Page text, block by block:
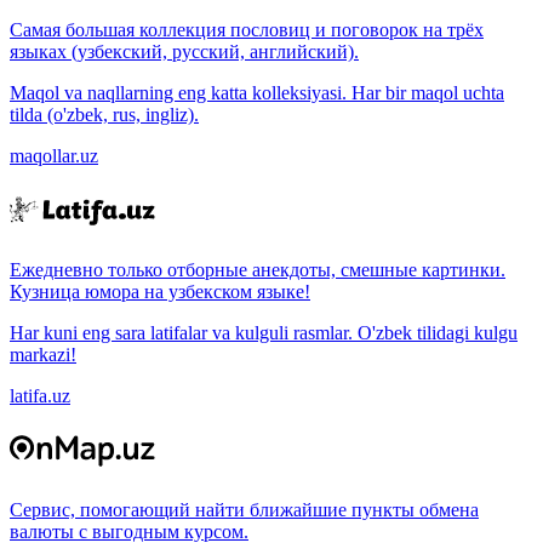
Самая большая коллекция пословиц и поговорок на трёх
языках (узбекский, русский, английский).
Maqol va naqllarning eng katta kolleksiyasi. Har bir maqol uchta
tilda (o'zbek, rus, ingliz).
maqollar.uz
Ежедневно только отборные анекдоты, смешные картинки.
Кузница юмора на узбекском языке!
Har kuni eng sara latifalar va kulguli rasmlar. O'zbek tilidagi kulgu
markazi!
latifa.uz
Сервис, помогающий найти ближайшие пункты обмена
валюты с выгодным курсом.